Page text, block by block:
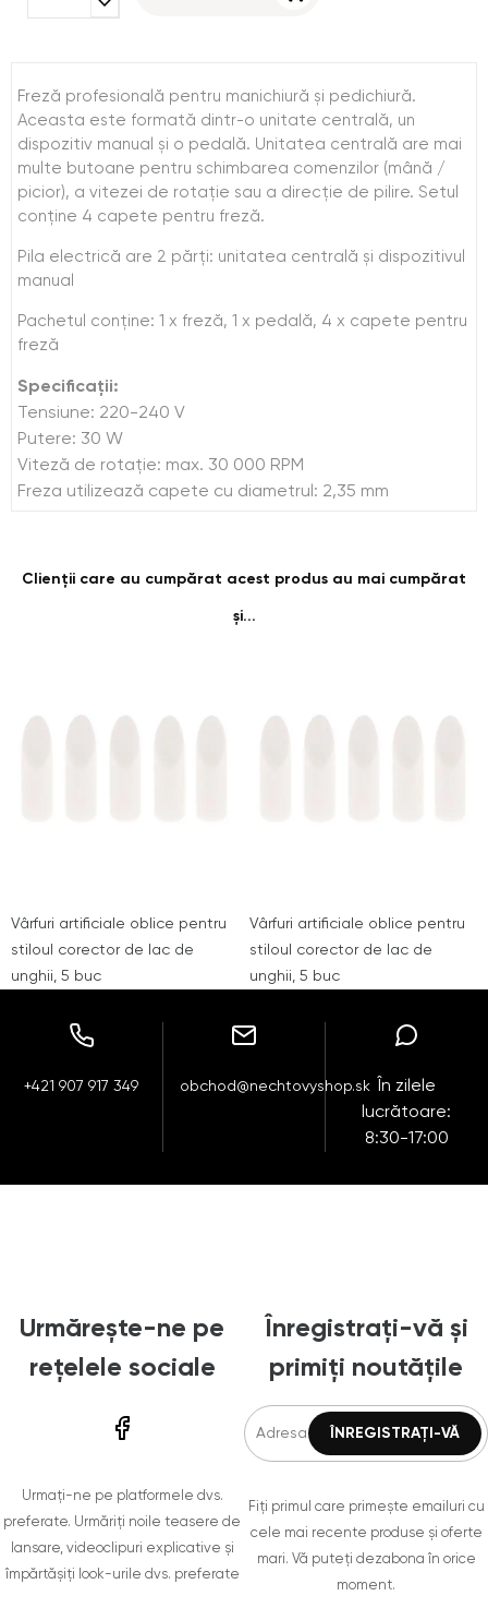
Freză profesională pentru manichiură şi pedichiură.
Aceasta este formată dintr-o unitate centrală, un
dispozitiv manual și o pedală. Unitatea centrală are mai
multe butoane pentru schimbarea comenzilor (mână /
picior), a vitezei de rotație sau a direcție de pilire. Setul
conţine 4 capete pentru freză.
Pila electrică are 2 părţi: unitatea centrală și dispozitivul
manual
Pachetul conţine: 1 x freză, 1 x pedală, 4 x capete pentru
freză
Specificaţii:
Tensiune: 220-240 V
Putere: 30 W
Viteză de rotație: max. 30 000 RPM
Freza utilizează capete cu diametrul: 2,35 mm
Clienții care au cumpărat acest produs au mai cumpărat
și...
Vârfuri artificiale oblice pentru
stiloul corector de lac de
unghii, 5 buc
Vârfuri artificiale oblice pentru
stiloul corector de lac de
unghii, 5 buc
+421 907 917 349 obchod@nechtovyshop.sk
În zilele
lucrătoare:
8:30-17:00
Urmărește-ne pe
rețelele sociale
Urmați-ne pe platformele dvs.
preferate. Urmăriți noile teasere de
lansare, videoclipuri explicative și
împărtășiți look-urile dvs. preferate
Înregistrați-vă și
primiți noutățile
Fiți primul care primește emailuri cu
cele mai recente produse și oferte
mari. Vă puteți dezabona în orice
moment.